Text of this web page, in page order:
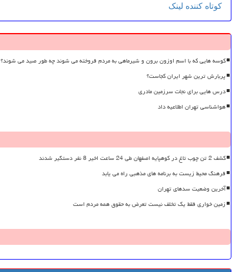
کوتاه کننده لینک
کوسه هایی که با اسم اوزون برون و شیرماهی به مردم فروخته می شوند چه طور صید می شوند؟
پربارش ترین شهر ایران کجاست؟
درس هایی برای نجات سرزمین مادری
هواشناسی تهران اطلاعیه داد
کشف 2 تن چوب تاغ در کوهپایه اصفهان طی 24 ساعت اخیر 8 نفر دستگیر شدند
فرهنگ محیط زیست به برنامه های مذهبی راه می یابد
آخرین وضعیت سدهای تهران
زمین خواری فقط یک تخلف نیست تعرض به حقوق همه مردم است